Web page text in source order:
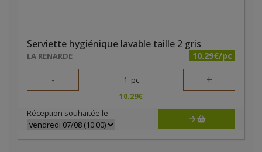
Serviette hygiénique lavable taille 2 gris
LA RENARDE 10.29€/pc
- 1 pc +
10.29€
Réception souhaitée le